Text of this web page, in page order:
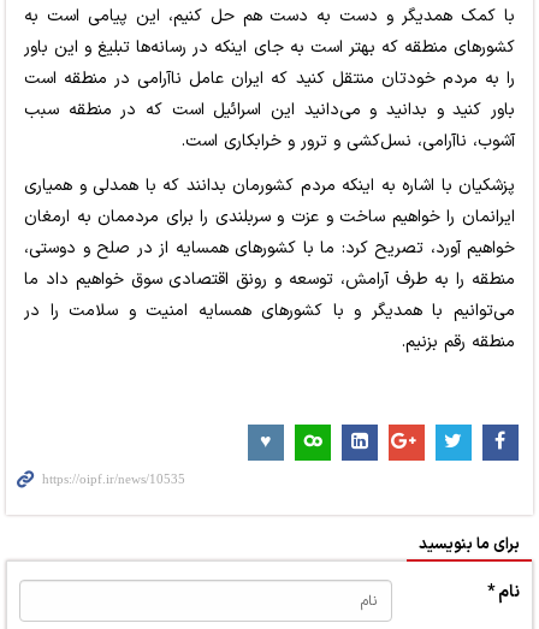
با کمک همدیگر و دست به دست هم حل کنیم، این پیامی است به
کشورهای منطقه که بهتر است به جای اینکه در رسانه‌ها تبلیغ و این باور
را به مردم خودتان منتقل کنید که ایران عامل ناآرامی در منطقه است
باور کنید و بدانید و می‌دانید این اسرائیل است که در منطقه سبب
آشوب، ناآرامی، نسل‌کشی و ترور و خرابکاری است.
پزشکیان با اشاره به اینکه مردم کشورمان بدانند که با همدلی و همیاری
ایرانمان را خواهیم ساخت و عزت و سربلندی را برای مردممان به ارمغان
خواهیم آورد، تصریح کرد: ما با کشورهای همسایه از در صلح و دوستی،
منطقه را به طرف آرامش، توسعه و رونق اقتصادی سوق خواهیم داد ما
می‌توانیم با همدیگر و با کشورهای همسایه امنیت و سلامت را در
منطقه رقم بزنیم.
برای ما بنویسید
نام *